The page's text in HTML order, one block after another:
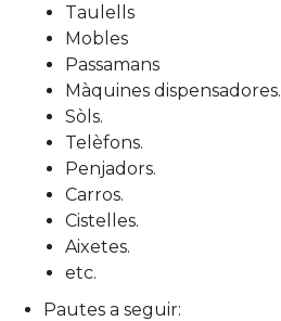
Taulells
Mobles
Passamans
Màquines dispensadores.
Sòls.
Telèfons.
Penjadors.
Carros.
Cistelles.
Aixetes.
etc.
Pautes a seguir: